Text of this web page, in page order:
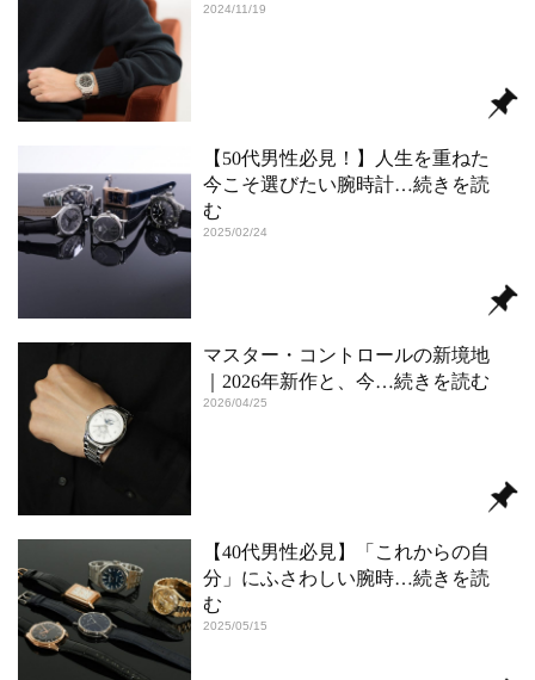
2024/11/19
【50代男性必見！】人生を重ねた
今こそ選びたい腕時計…続きを読
む
2025/02/24
マスター・コントロールの新境地
｜2026年新作と、今…続きを読む
2026/04/25
【40代男性必見】「これからの自
分」にふさわしい腕時…続きを読
む
2025/05/15